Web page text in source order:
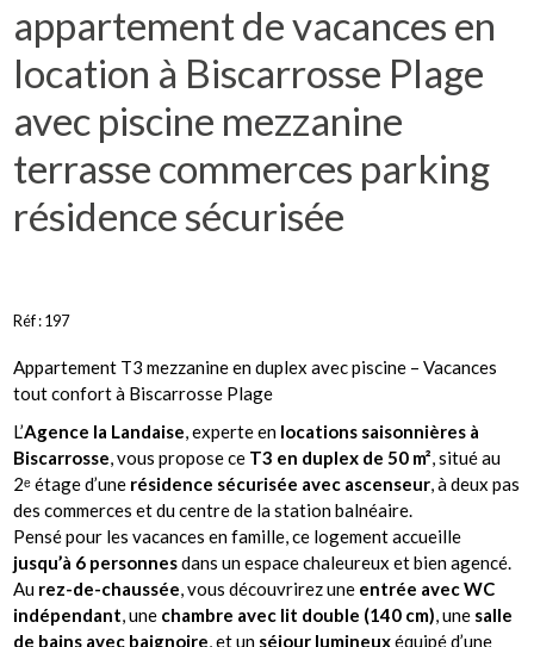
appartement de vacances en
location à Biscarrosse Plage
avec piscine mezzanine
terrasse commerces parking
résidence sécurisée
Réf :197
Appartement T3 mezzanine en duplex avec piscine – Vacances
tout confort à Biscarrosse Plage
L’Agence la Landaise, experte en locations saisonnières à
Biscarrosse, vous propose ce T3 en duplex de 50 m², situé au
2ᵉ étage d’une résidence sécurisée avec ascenseur, à deux pas
des commerces et du centre de la station balnéaire.
Pensé pour les vacances en famille, ce logement accueille
jusqu’à 6 personnesdans un espace chaleureux et bien agencé.
Au rez-de-chaussée, vous découvrirez une entrée avec WC
indépendant, une chambre avec lit double (140 cm), une salle
de bains avec baignoire, et un séjour lumineuxéquipé d’une